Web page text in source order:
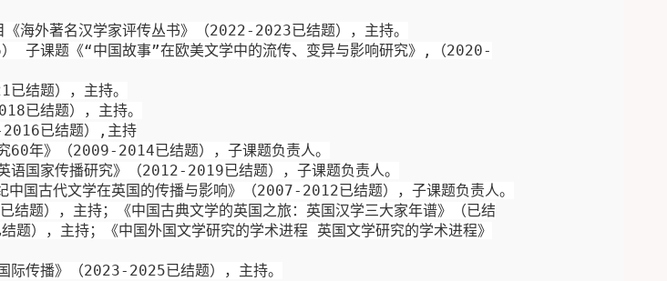
《海外著名汉学家评传丛书》（2022-2023已结题），主持。
） 子课题《“中国故事”在欧美文学中的流传、变异与影响研究》 , （2020-
已结题）， 主持。
已结题）， 主持。
已结题） , 主持
60年》（2009-2014已结题），子课题负责人。
语国家传播研究》（2012-2019已结题），子课题负责人。
中国古代文学在英国的传播与影响》（2007-2012已结题），子课题负责人。
结题）， 主持；《中国古典文学的英国之旅：英国汉学三大家年谱》（已结
题），主持；《中国外国文学研究的学术进程 英国文学研究的学术进程》
际传播》 （2023-2025已结题）， 主持。